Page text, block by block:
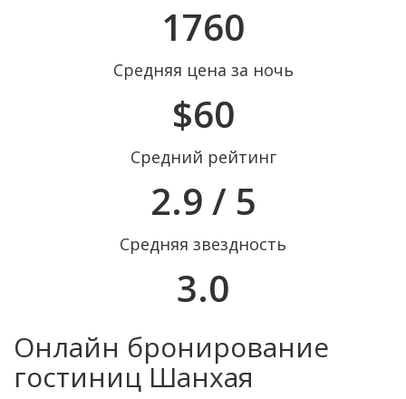
1760
Средняя цена за ночь
$60
Средний рейтинг
2.9 / 5
Средняя звездность
3.0
Онлайн бронирование
гостиниц Шанхая